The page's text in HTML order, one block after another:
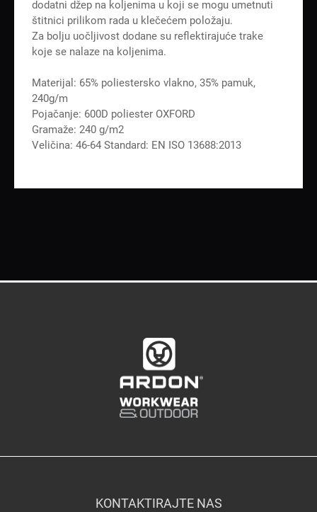
dodatni džep na koljenima u koji se mogu umetnuti
štitnici prilikom rada u klečećem položaju.
Za bolju uočljivost dodane su reflektirajuće trake
koje se nalaze na koljenima.
Materijal: 65% poliestersko vlakno, 35% pamuk,
240g/m
Pojačanje: 600D poliester OXFORD
Gramaže: 240 g/m2
Veličina: 46-64 Standard: EN ISO 13688:2013
KONTAKTIRAJTE NAS